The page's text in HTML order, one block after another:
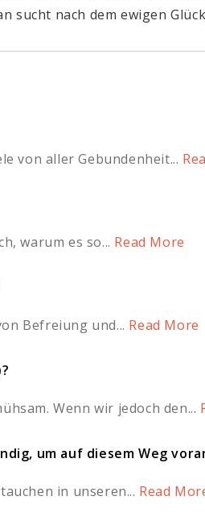
sucht nach dem ewigen
von aller Gebundenheit...
warum es so... Read More
Befreiung und... Read More
Wenn wir jedoch den...
um auf diesem Weg
in unseren... Read